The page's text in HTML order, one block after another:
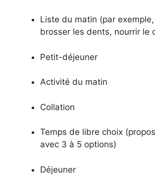
Liste du matin (par exemple,
brosser les dents, nourrir le
Petit-déjeuner
Activité du matin
Collation
Temps de libre choix
avec 3 à 5 options)
Déjeuner